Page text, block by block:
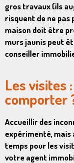
gros travaux (ils
risquent de ne
maison doit être
murs jaunis peut
conseiller
Les visites
comporter
Accueillir des
expérimenté,
temps pour les
votre agent